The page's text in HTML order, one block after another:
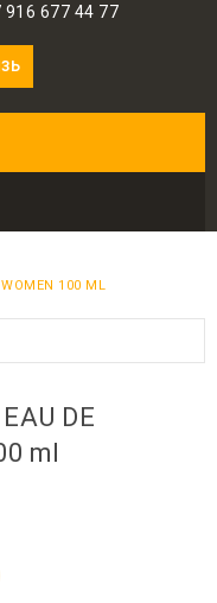
677 44 77
100 ML
DE
ml